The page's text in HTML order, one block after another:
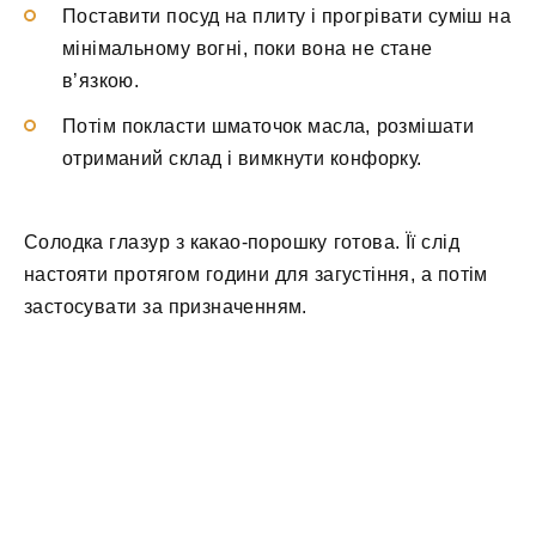
Поставити посуд на плиту і прогрівати суміш на
мінімальному вогні, поки вона не стане
в’язкою.
Потім покласти шматочок масла, розмішати
отриманий склад і вимкнути конфорку.
Солодка глазур з какао-порошку готова. Її слід
настояти протягом години для загустіння, а потім
застосувати за призначенням.